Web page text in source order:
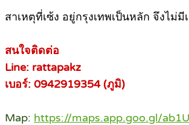
สาเหตุที่เซ้ง อยู่กรุงเทพเป็นหลัก จึงไม่
สนใจติดต่อ
Line: rattapakz
เบอร์: 0942919354 (ภูมิ)
Map: https://maps.app.goo.gl/